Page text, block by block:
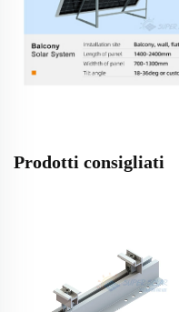
Prodotti consigliati